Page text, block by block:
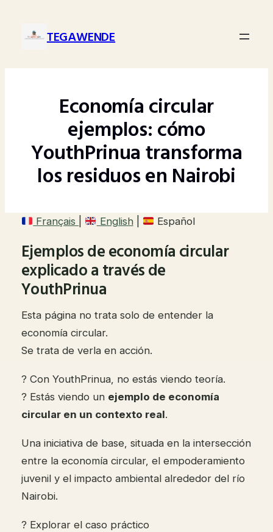
contenido TEGAWENDE
Economía circular
ejemplos: cómo
YouthPrinua transforma
los residuos en Nairobi
Français English| Español
Ejemplos de economía circular
explicado a través de
YouthPrinua
Esta página no trata solo de entender la
economía circular.
Se trata de verla en acción.
? Con YouthPrinua, no estás viendo teoría.
? Estás viendo un ejemplo de economía
circular en un contexto real.
Una iniciativa de base, situada en la intersección
entre la economía circular, el empoderamiento
juvenil y el impacto ambiental alrededor del río
Nairobi.
? Explorar el caso práctico